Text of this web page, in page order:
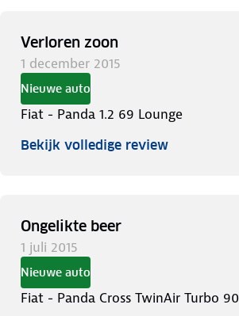
Verloren zoon
1 december 2015
Nieuwe auto
Fiat - Panda 1.2 69 Lounge
Bekijk volledige review
Ongelikte beer
1 juli 2015
Nieuwe auto
Fiat - Panda Cross TwinAir Turbo 90